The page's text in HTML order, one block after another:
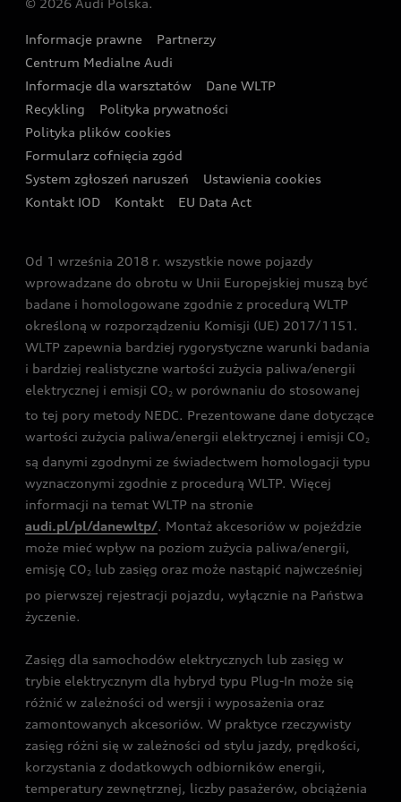
Wyszukaj najbliższego Partnera Audi
Oferta dla przedsiębiorców
Oferta dla klientów prywatnych
Kalkulator rat
Ubezpieczenie
Audi exclusive
Zasięg
Gwarancja
Akcje serwisowe Audi
Katalog online akcesoriów
Audi i Muzeum Sztuki Nowoczesnej w Warszawie
Audi driving experience
Audi quattro Cup
Audi i Puchar Świata w Skokach Narciarskich w
Zakopanem
© 2026 Audi Polska.
Informacje prawne
Partnerzy
Centrum Medialne Audi
Informacje dla warsztatów
Dane WLTP
Recykling
Polityka prywatności
Polityka plików cookies
Formularz cofnięcia zgód
System zgłoszeń naruszeń
Ustawienia cookies
Kontakt IOD
Kontakt EU Data Act
Od 1 września 2018 r. wszystkie nowe pojazdy
wprowadzane do obrotu w Unii Europejskiej muszą być
badane i homologowane zgodnie z procedurą WLTP
określoną w rozporządzeniu Komisji (UE) 2017/1151.
WLTP zapewnia bardziej rygorystyczne warunki badania
i bardziej realistyczne wartości zużycia paliwa/energii
elektrycznej i emisji CO2 w porównaniu do stosowanej
to tej pory metody NEDC. Prezentowane dane dotyczące
wartości zużycia paliwa/energii elektrycznej i emisji CO2
są danymi zgodnymi ze świadectwem homologacji typu
wyznaczonymi zgodnie z procedurą WLTP. Więcej
informacji na temat WLTP na stronie
audi.pl/pl/danewltp/. Montaż akcesoriów w pojeździe
może mieć wpływ na poziom zużycia paliwa/energii,
emisję CO2 lub zasięg oraz może nastąpić najwcześniej
po pierwszej rejestracji pojazdu, wyłącznie na Państwa
życzenie.
Zasięg dla samochodów elektrycznych lub zasięg w
trybie elektrycznym dla hybryd typu Plug-In może się
różnić w zależności od wersji i wyposażenia oraz
zamontowanych akcesoriów. W praktyce rzeczywisty
zasięg różni się w zależności od stylu jazdy, prędkości,
korzystania z dodatkowych odbiorników energii,
temperatury zewnętrznej, liczby pasażerów, obciążenia